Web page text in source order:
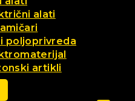
alati
poljoprivreda
artikli